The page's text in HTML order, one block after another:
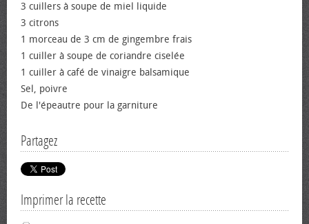
3 cuillers à soupe de miel liquide
3 citrons
1 morceau de 3 cm de gingembre frais
1 cuiller à soupe de coriandre ciselée
1 cuiller à café de vinaigre balsamique
Sel, poivre
De l'épeautre pour la garniture
Partagez
Imprimer la recette